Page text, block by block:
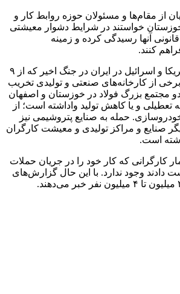
از مقام‌ها و مسئولان حوزه روابط کار و
خوزستان خواستند در شرایط دشوار معیشتی
آنها رسیدگی کرده و زمینه
کنند.
در پی تجاوز نظامی آمریکا و اسرائیل در ایران در جنگ اخیر که از ۹
آغاز شد، برخی از کارخانه‌های صنعتی و تولیدی تخریب
دو مجتمع بزرگ فولاد در خوزستان و اصفهان
تعطیلی و یا کاهش تولید واداشته است؛ از
حمله به صنایع پتروشیمی نیز
صنایع و مراکز تولیدی و معیشت کارگران
است.
کارگرانی که کار خود را در جریان حملات
دادند وجود ندارد. با این حال گزارش‌های